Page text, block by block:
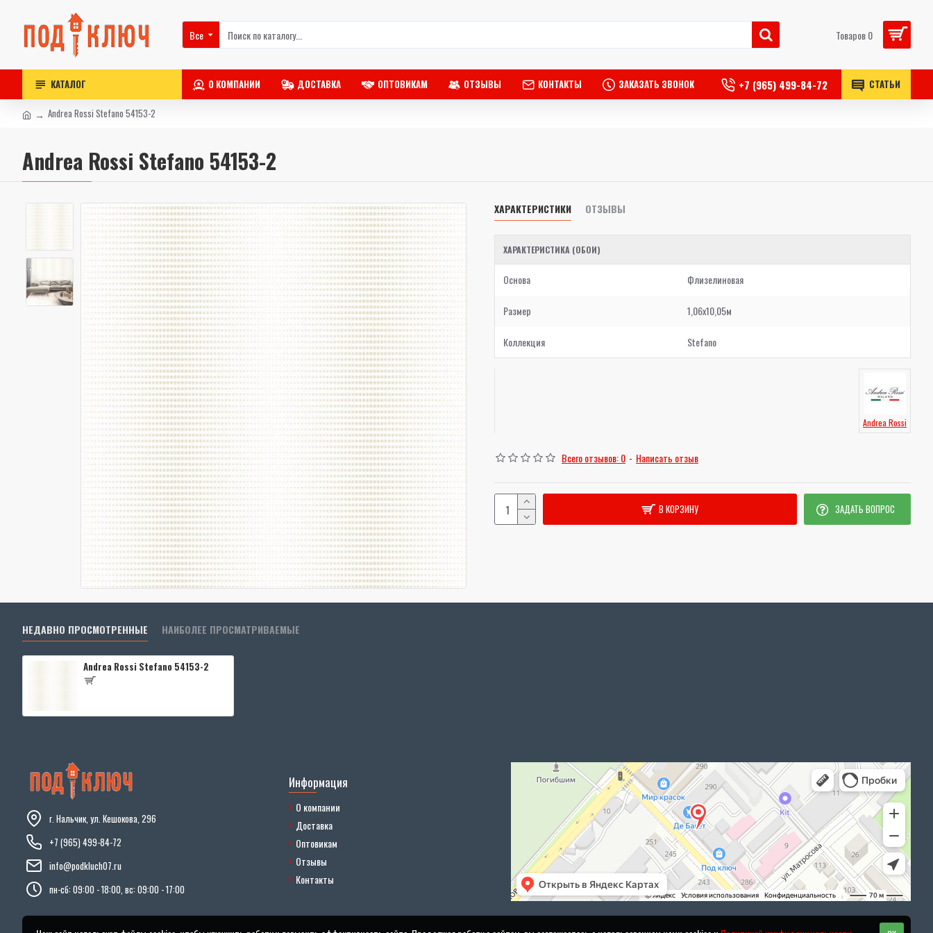
Все Товаров 0
КАТАЛОГ О КОМПАНИИ ДОСТАВКА ОПТОВИКАМ ОТЗЫВЫ КОНТАКТЫ ЗАКАЗАТЬ ЗВОНОК +7 (965) 499-84-72 СТАТЬИ
Andrea Rossi Stefano 54153-2
Andrea Rossi Stefano 54153-2
ХАРАКТЕРИСТИКИ ОТЗЫВЫ
ХАРАКТЕРИСТИКА (ОБОИ)
Основа Флизелиновая
Размер 1,06x10,05м
Коллекция Stefano
Andrea Rossi
Всего отзывов: 0 - Написать отзыв
В КОРЗИНУ ЗАДАТЬ ВОПРОС
НЕДАВНО ПРОСМОТРЕННЫЕ НАИБОЛЕЕ ПРОСМАТРИВАЕМЫЕ
Andrea Rossi Stefano 54153-2
г. Нальчик, ул. Кешокова, 296
+7 (965) 499-84-72
info@podkluch07.ru
пн-сб: 09:00 - 18:00, вс: 09:00 - 17:00
Информация
О компании
Доставка
Оптовикам
Отзывы
Контакты